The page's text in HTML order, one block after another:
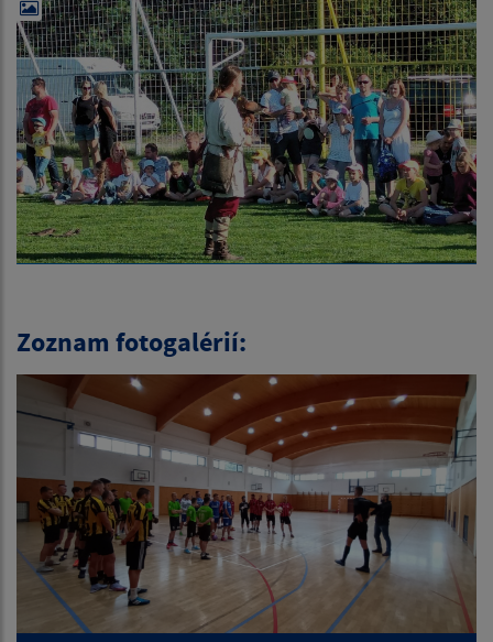
Zoznam fotogalérií: